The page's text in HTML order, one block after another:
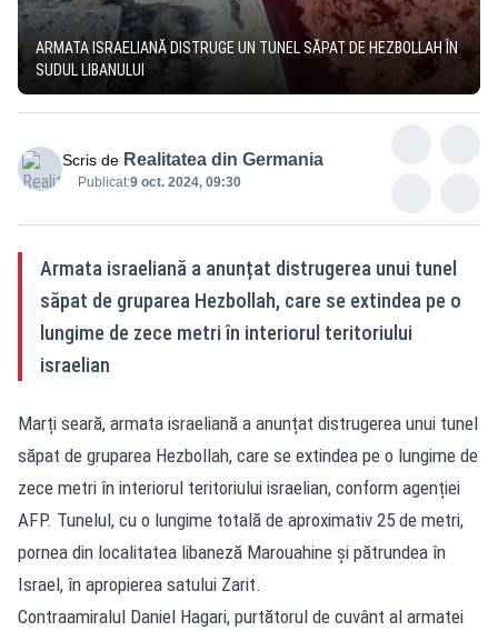
ARMATA ISRAELIANĂ DISTRUGE UN TUNEL SĂPAT DE HEZBOLLAH ÎN
SUDUL LIBANULUI
Scris de Realitatea din Germania
Publicat:9 oct. 2024, 09:30
Armata israeliană a anunțat distrugerea unui tunel
săpat de gruparea Hezbollah, care se extindea pe o
lungime de zece metri în interiorul teritoriului
israelian
Marți seară, armata israeliană a anunțat distrugerea unui tunel
săpat de gruparea Hezbollah, care se extindea pe o lungime de
zece metri în interiorul teritoriului israelian, conform agenției
AFP. Tunelul, cu o lungime totală de aproximativ 25 de metri,
pornea din localitatea libaneză Marouahine și pătrundea în
Israel, în apropierea satului Zarit.
Contraamiralul Daniel Hagari, purtătorul de cuvânt al armatei